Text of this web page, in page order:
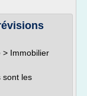
> Immobilier
sont les